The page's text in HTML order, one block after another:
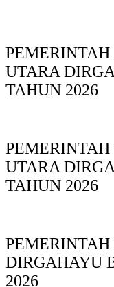
UTARA
TAHUN 2026
UTARA
TAHUN 2026
DIRGAHAYU
2026